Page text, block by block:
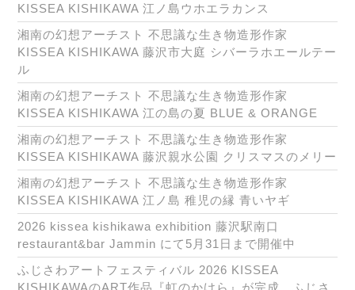
KISSEA KISHIKAWA 江ノ島ウホエラカンス
湘南の幻想アーチスト 不思議な生き物造形作家
KISSEA KISHIKAWA 藤沢市大庭 シバーラホエールテー
ル
湘南の幻想アーチスト 不思議な生き物造形作家
KISSEA KISHIKAWA 江の島の夏 BLUE & ORANGE
湘南の幻想アーチスト 不思議な生き物造形作家
KISSEA KISHIKAWA 藤沢親水公園 クリスマスのメリー
湘南の幻想アーチスト 不思議な生き物造形作家
KISSEA KISHIKAWA 江ノ島 稚児の縁 青いヤギ
2026 kissea kishikawa exhibition 藤沢駅南口
restaurant&bar Jammin にて5月31日まで開催中
ふじさわアートフェスティバル 2026 KISSEA
KISHIKAWAのART作品『虹のかけら』が完成 ふじさ